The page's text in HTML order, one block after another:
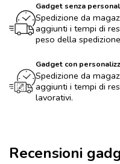
Gadget senza
Spedizione da
aggiunti i tempi di
peso della
Gadget con
Spedizione da
aggiunti i tempi di
lavorativi.
Recensioni